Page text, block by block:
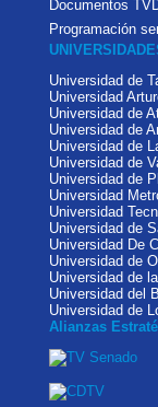
Documentos
Programación
Universidad de
Universidad
Universidad de
Universidad de
Universidad de
Universidad de
Universidad de
Universidad
Universidad
Universidad de
Universidad De
Universidad de
Universidad de
Universidad del
Universidad de
Alianzas